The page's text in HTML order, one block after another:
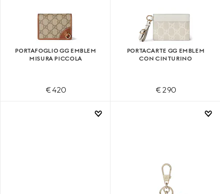
PORTAFOGLIO GG EMBLEM
MISURA PICCOLA
€ 420
PORTACARTE GG EMBLEM
CON CINTURINO
€ 290